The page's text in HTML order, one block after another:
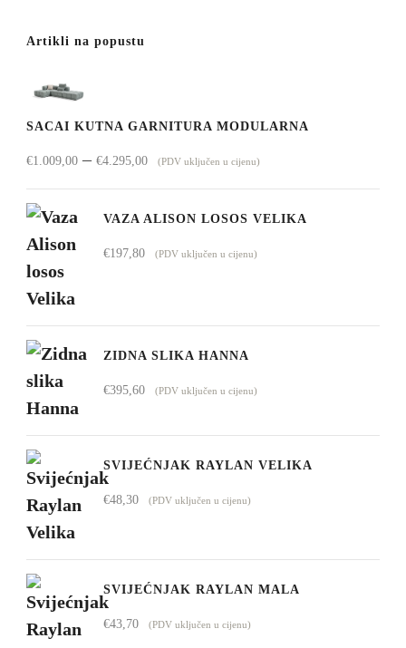
Artikli na popustu
SACAI KUTNA GARNITURA MODULARNA
€1.009,00 – €4.295,00Raspon
cijena:
od
(PDV uključen u cijenu)
VAZA ALISON LOSOS VELIKA
€197,80 (PDV uključen u cijenu)
ZIDNA SLIKA HANNA
€395,60 (PDV uključen u cijenu)
SVIJEĆNJAK RAYLAN VELIKA
€48,30 (PDV uključen u cijenu)
SVIJEĆNJAK RAYLAN MALA
€43,70 (PDV uključen u cijenu)